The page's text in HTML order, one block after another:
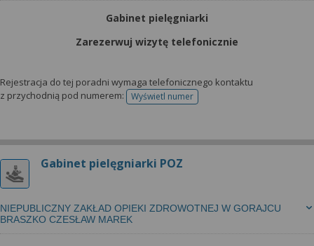
Gabinet pielęgniarki
Zarezerwuj wizytę telefonicznie
Rejestracja do tej poradni wymaga telefonicznego kontaktu
z przychodnią pod numerem:
Wyświetl numertelefonu do rejestracji
Gabinet pielęgniarki POZ
NIEPUBLICZNY ZAKŁAD OPIEKI ZDROWOTNEJ W GORAJCU
BRASZKO CZESŁAW MAREK